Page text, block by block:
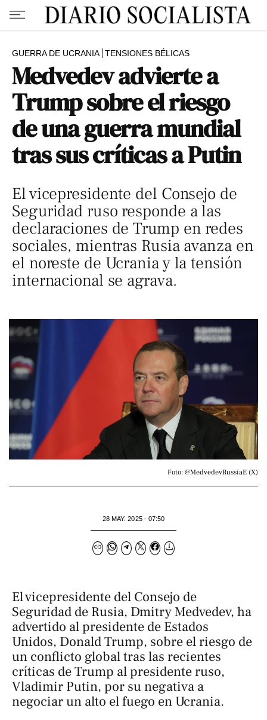
GUERRA DE UCRANIA TENSIONES BÉLICAS
Medvedev advierte a
Trump sobre el riesgo
de una guerra mundial
tras sus críticas a Putin
El vicepresidente del Consejo de
Seguridad ruso responde a las
declaraciones de Trump en redes
sociales, mientras Rusia avanza en
el noreste de Ucrania y la tensión
internacional se agrava.
Foto: @MedvedevRussiaE (X)
28 MAY. 2025 - 07:50
El vicepresidente del Consejo de
Seguridad de Rusia, Dmitry Medvedev, ha
advertido al presidente de Estados
Unidos, Donald Trump, sobre el riesgo de
un conflicto global tras las recientes
críticas de Trump al presidente ruso,
Vladimir Putin, por su negativa a
negociar un alto el fuego en Ucrania.